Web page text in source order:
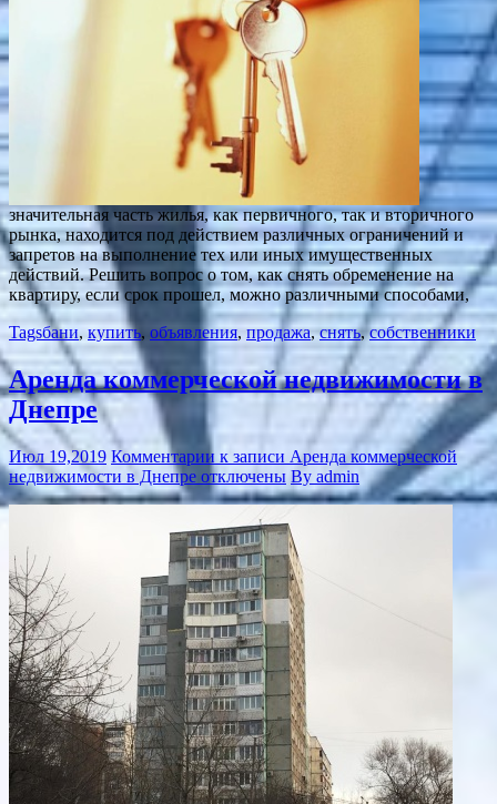
значительная часть жилья, как первичного, так и вторичного
рынка, находится под действием различных ограничений и
запретов на выполнение тех или иных имущественных
действий. Решить вопрос о том, как снять обременение на
квартиру, если срок прошел, можно различными способами,
Tagsбани, купить, объявления, продажа,снять,собственники
Аренда коммерческой недвижимости в
Днепре
Июл 19,2019 Комментарии к записи Аренда коммерческой
недвижимости в Днепре отключены By admin